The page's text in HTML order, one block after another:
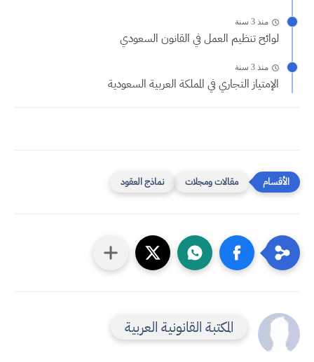
منذ 3 سنة
لوائح تنظيم العمل في القانون السعودي
منذ 3 سنة
الإمتياز التجاري في المملكة العربية السعودية
مقالات ومجلات نماذج العقود
المكتبة القانونية العربية